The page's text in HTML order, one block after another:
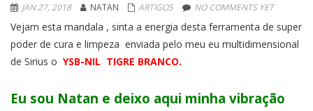
JAN 27, 2018 NATAN ARTIGOS NO COMMENTS YET
Vejam esta mandala , sinta a energia desta ferramenta de super
poder de cura e limpeza enviada pelo meu eu multidimensional
de Sirius o YSB-NIL TIGRE BRANCO.
Eu sou Natan e deixo aqui minha vibração